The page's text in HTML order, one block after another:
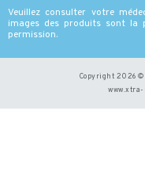
Veuillez consulter votre
images des produits sont la
permission.
Copyright 2026